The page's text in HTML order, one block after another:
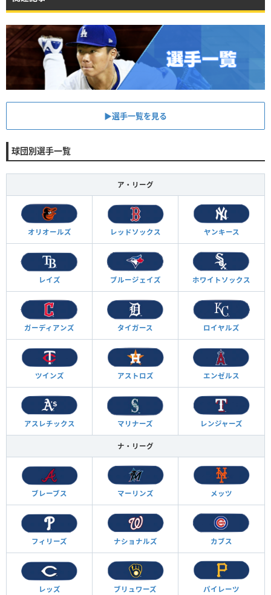
▶︎選手一覧を見る
球団別選手一覧
ア・リーグ
オリオールズ レッドソックス ヤンキース
レイズ ブルージェイズ ホワイトソックス
ガーディアンズ タイガース ロイヤルズ
ツインズ アストロズ エンゼルス
アスレチックス マリナーズ レンジャーズ
ナ・リーグ
ブレーブス マーリンズ メッツ
フィリーズ ナショナルズ カブス
レッズ ブリュワーズ パイレーツ